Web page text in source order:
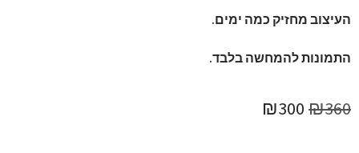
העיצוב מחזיק כמה ימים.
התמונות להמחשה בלבד.
₪360
המחיר
₪300